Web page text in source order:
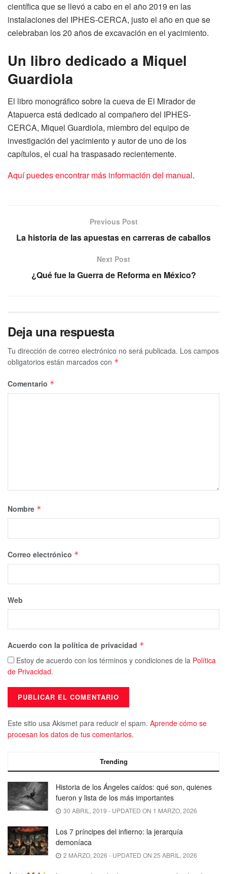
científica que se llevó a cabo en el año 2019 en las
instalaciones del IPHES-CERCA, justo el año en que se
celebraban los 20 años de excavación en el yacimiento.
Un libro dedicado a Miquel
Guardiola
El libro monográfico sobre la cueva de El Mirador de
Atapuerca está dedicado al compañero del IPHES-
CERCA, Miquel Guardiola, miembro del equipo de
investigación del yacimiento y autor de uno de los
capítulos, el cual ha traspasado recientemente.
Aquí puedes encontrar más información del manual.
Previous Post
La historia de las apuestas en carreras de caballos
Next Post
¿Qué fue la Guerra de Reforma en México?
Deja una respuesta
Tu dirección de correo electrónico no será publicada. Los campos
obligatorios están marcados con *
Comentario *
Nombre *
Correo electrónico *
Web
Acuerdo con la política de privacidad *
Estoy de acuerdo con los términos y condiciones de la Política
de Privacidad.
Este sitio usa Akismet para reducir el spam. Aprende cómo se
procesan los datos de tus comentarios.
Trending
Historia de los Ángeles caídos: qué son, quienes
fueron y lista de los más importantes
30 ABRIL, 2019 - UPDATED ON 1 MARZO, 2026
Los 7 príncipes del infierno: la jerarquía
demoníaca
2 MARZO, 2026 - UPDATED ON 25 ABRIL, 2026